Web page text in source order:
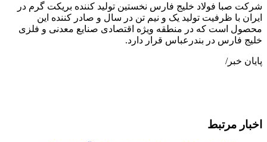
شرکت صبا فولاد خلیج فارس نخستین تولید کننده بریکت گرم در
ایران با ظرفیت تولید یک و نیم تن در سال و صادر کننده این
محصول است که در منطقه ویژه اقتصادی صنایع معدنی و فلزی
خلیج فارس در بندرعباس قرار دارد.
پایان خبر/
اخبار مرتبط